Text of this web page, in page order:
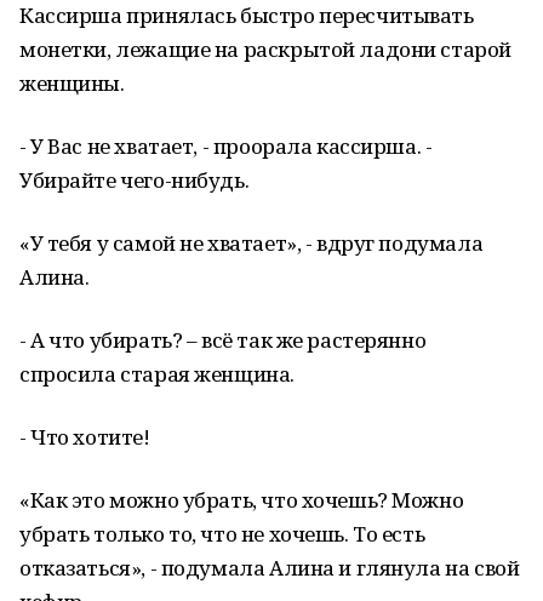
Кассирша принялась быстро пересчитывать
монетки, лежащие на раскрытой ладони старой
женщины.
- У Вас не хватает, - проорала кассирша. -
Убирайте чего-нибудь.
«У тебя у самой не хватает», - вдруг подумала
Алина.
- А что убирать? – всё так же растерянно
спросила старая женщина.
- Что хотите!
«Как это можно убрать, что хочешь? Можно
убрать только то, что не хочешь. То есть
отказаться», - подумала Алина и глянула на свой